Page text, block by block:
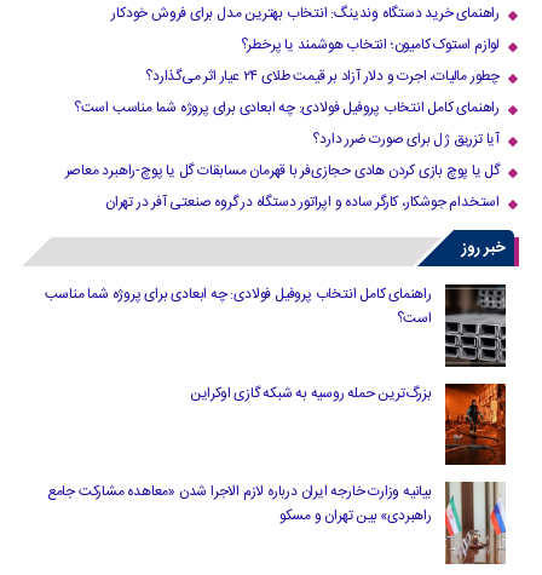
راهنمای خرید دستگاه وندینگ: انتخاب بهترین مدل برای فروش خودکار
لوازم استوک کامیون؛ انتخاب هوشمند یا پرخطر؟
چطور مالیات، اجرت و دلار آزاد بر قیمت طلای ۲۴ عیار اثر می‌گذارد؟
راهنمای کامل انتخاب پروفیل فولادی: چه ابعادی برای پروژه شما مناسب است؟
آیا تزریق ژل برای صورت ضرر دارد​؟
گل یا پوچ بازی کردن هادی حجازی‌فر با قهرمان مسابقات گل یا پوچ-راهبرد معاصر
استخدام جوشکار، کارگر ساده و اپراتور دستگاه در گروه صنعتی آفر در تهران
خبر روز
راهنمای کامل انتخاب پروفیل فولادی: چه ابعادی برای پروژه شما مناسب
است؟
بزرگ‌ترین حمله روسیه به شبکه گازی اوکراین
بیانیه وزارت خارجه ایران درباره لازم‌ الاجرا شدن «معاهده مشارکت جامع
راهبردی» بین تهران و مسکو